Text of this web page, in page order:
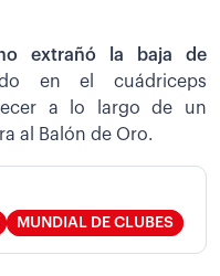
extrañó la baja de
en el cuádriceps
a lo largo de un
al Balón de Oro.
MUNDIAL DE CLUBES